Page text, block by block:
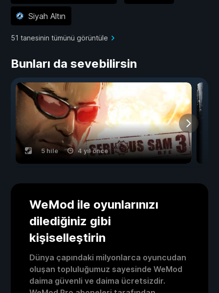
Siyah Altın
51 tanesinin tümünü görüntüle
Bunları da sevebilirsin
5 hile 4 yıl önce
WeMod ile oyunlarınızı
dilediğiniz gibi
kişiselleştirin
Dünya çapındaki milyonlarca oyuncudan
oluşan topluluğumuz sayesinde WeMod
daima güvenli ve daima ücretsizdir.